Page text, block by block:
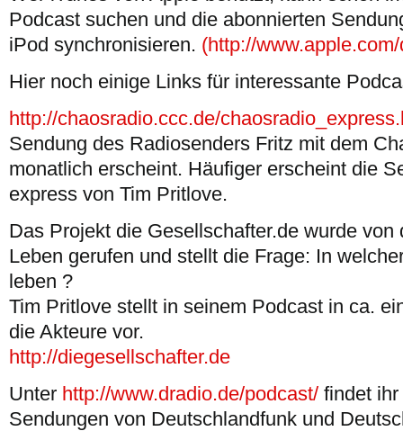
Podcast suchen und die abonnierten
iPod synchronisieren. (http://
Hier noch einige Links für interessante
http://chaosradio.ccc.de/
Sendung des Radiosenders Fritz mit dem
monatlich erscheint. Häufiger erscheint die
express von Tim Pritlove.
Das Projekt die Gesellschafter.de wurde von
Leben gerufen und stellt die Frage: In
leben ?
Tim Pritlove stellt in seinem Podcast in ca.
die Akteure vor.
http://diegesellschafter.de
Unter http://www.dradio.de/podcast/ findet
Sendungen von Deutschlandfunk und